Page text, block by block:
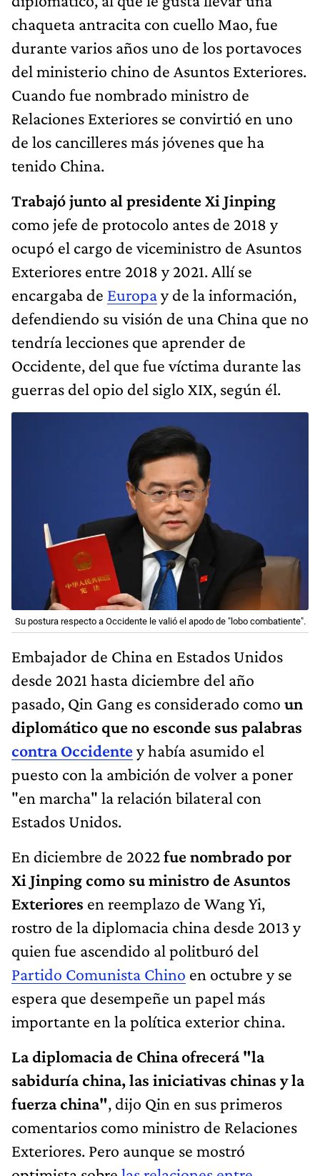
chaqueta antracita con cuello Mao, fue
durante varios años uno de los portavoces
del ministerio chino de Asuntos Exteriores.
Cuando fue nombrado ministro de
Relaciones Exteriores se convirtió en uno
de los cancilleres más jóvenes que ha
tenido China.
Trabajó junto al presidente Xi Jinping
como jefe de protocolo antes de 2018 y
ocupó el cargo de viceministro de Asuntos
Exteriores entre 2018 y 2021. Allí se
encargaba de Europay de la información,
defendiendo su visión de una China que no
tendría lecciones que aprender de
Occidente, del que fue víctima durante las
guerras del opio del siglo XIX, según él.
Su postura respecto a Occidente le valió el apodo de "lobo combatiente".
Embajador de China en Estados Unidos
desde 2021 hasta diciembre del año
pasado, Qin Gang es considerado como un
diplomático que no esconde sus palabras
contra Occidentey había asumido el
puesto con la ambición de volver a poner
"en marcha" la relación bilateral con
Estados Unidos.
En diciembre de 2022fue nombrado por
Xi Jinping como su ministro de Asuntos
Exteriores en reemplazo de Wang Yi,
rostro de la diplomacia china desde 2013 y
quien fue ascendido al politburó del
Partido Comunista Chino en octubre y se
espera que desempeñe un papel más
importante en la política exterior china.
La diplomacia de China ofrecerá "la
sabiduría china, las iniciativas chinas y la
fuerza china", dijo Qin en sus primeros
comentarios como ministro de Relaciones
Exteriores. Pero aunque se mostró